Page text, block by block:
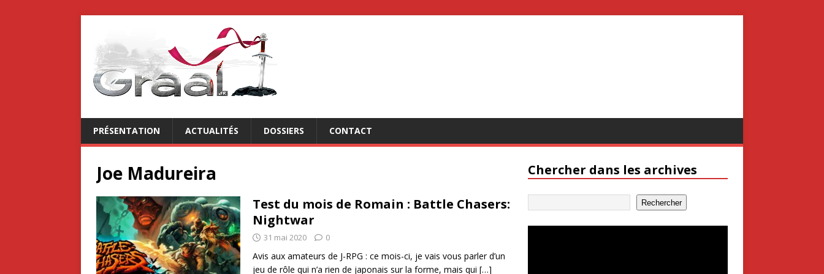
PRÉSENTATION ACTUALITÉS DOSSIERS CONTACT
Joe Madureira
Test du mois de Romain : Battle Chasers:
Nightwar
31 mai 2020 0
Avis aux amateurs de J-RPG : ce mois-ci, je vais vous parler d’un
jeu de rôle qui n’a rien de japonais sur la forme, mais qui […]
Chercher dans les archives
Rechercher